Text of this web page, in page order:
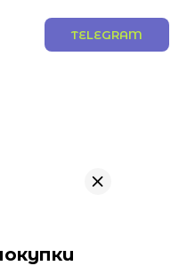
TELEGRAM